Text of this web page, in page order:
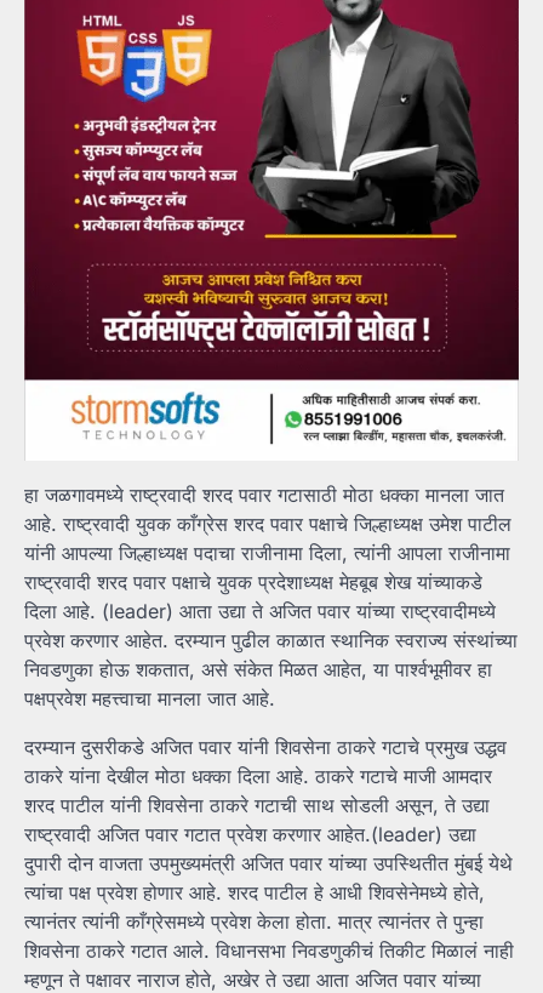
हा जळगावमध्ये राष्ट्रवादी शरद पवार गटासाठी मोठा धक्का मानला जात
आहे. राष्ट्रवादी युवक काँग्रेस शरद पवार पक्षाचे जिल्हाध्यक्ष उमेश पाटील
यांनी आपल्या जिल्हाध्यक्ष पदाचा राजीनामा दिला, त्यांनी आपला राजीनामा
राष्ट्रवादी शरद पवार पक्षाचे युवक प्रदेशाध्यक्ष मेहबूब शेख यांच्याकडे
दिला आहे. (leader) आता उद्या ते अजित पवार यांच्या राष्ट्रवादीमध्ये
प्रवेश करणार आहेत. दरम्यान पुढील काळात स्थानिक स्वराज्य संस्थांच्या
निवडणुका होऊ शकतात, असे संकेत मिळत आहेत, या पार्श्वभूमीवर हा
पक्षप्रवेश महत्त्वाचा मानला जात आहे.
दरम्यान दुसरीकडे अजित पवार यांनी शिवसेना ठाकरे गटाचे प्रमुख उद्धव
ठाकरे यांना देखील मोठा धक्का दिला आहे. ठाकरे गटाचे माजी आमदार
शरद पाटील यांनी शिवसेना ठाकरे गटाची साथ सोडली असून, ते उद्या
राष्ट्रवादी अजित पवार गटात प्रवेश करणार आहेत.(leader) उद्या
दुपारी दोन वाजता उपमुख्यमंत्री अजित पवार यांच्या उपस्थितीत मुंबई येथे
त्यांचा पक्ष प्रवेश होणार आहे. शरद पाटील हे आधी शिवसेनेमध्ये होते,
त्यानंतर त्यांनी काँग्रेसमध्ये प्रवेश केला होता. मात्र त्यानंतर ते पुन्हा
शिवसेना ठाकरे गटात आले. विधानसभा निवडणुकीचं तिकीट मिळालं नाही
म्हणून ते पक्षावर नाराज होते, अखेर ते उद्या आता अजित पवार यांच्या